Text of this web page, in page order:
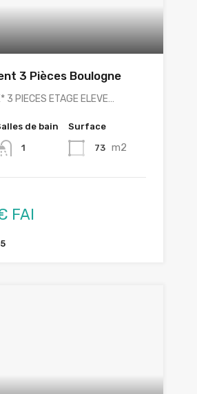
3 Pièces Boulogne
3 PIECES ETAGE ELEVE…
de bain
1
Surface
73 m2
FAI